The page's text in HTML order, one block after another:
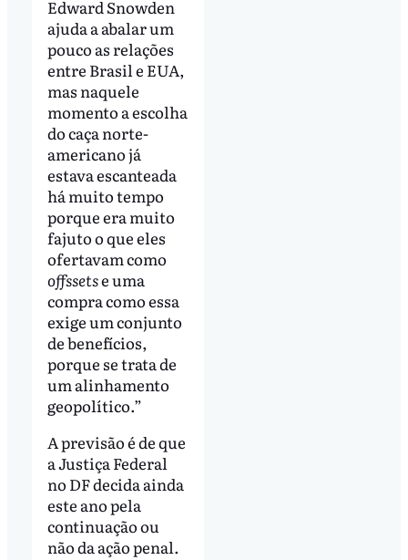
Edward Snowden
ajuda a abalar um
pouco as relações
entre Brasil e EUA,
mas naquele
momento a escolha
do caça norte-
americano já
estava escanteada
há muito tempo
porque era muito
fajuto o que eles
ofertavam como
offssetse uma
compra como essa
exige um conjunto
de benefícios,
porque se trata de
um alinhamento
geopolítico.”
A previsão é de que
a Justiça Federal
no DF decida ainda
este ano pela
continuação ou
não da ação penal.